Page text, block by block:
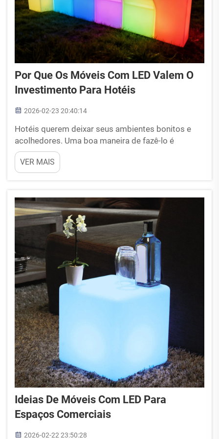
Por Que Os Móveis Com LED Valem O
Investimento Para Hotéis
2026-02-23 20:40:14
Hotéis querem deixar seus ambientes bonitos e
acolhedores. Uma boa maneira de fazê-lo é
utilizando móveis com LED. Esse tipo de móvel não
é apenas comum: ele se ilumina com diversas
cores! Pode transformar completamente a
para os hóspedes. INCRÍVEL...
VER MAIS
Ideias De Móveis Com LED Para
Espaços Comerciais
2026-02-22 23:50:28